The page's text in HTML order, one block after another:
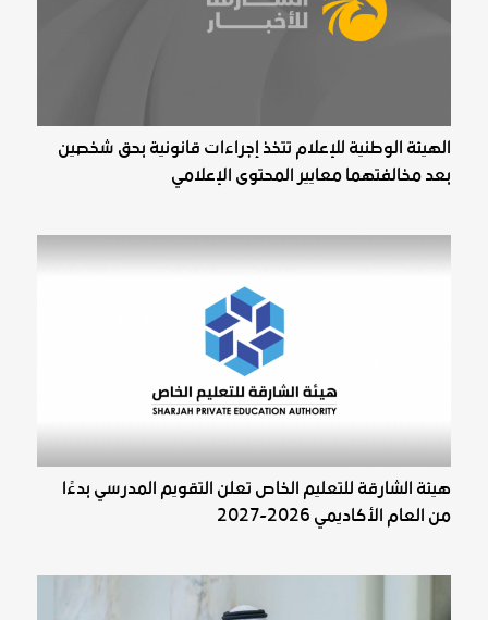
الهيئة الوطنية للإعلام تتخذ إجراءات قانونية بحق شخصين
بعد مخالفتهما معايير المحتوى الإعلامي
هيئة الشارقة للتعليم الخاص تعلن التقويم المدرسي بدءًا
من العام الأكاديمي 2026-2027